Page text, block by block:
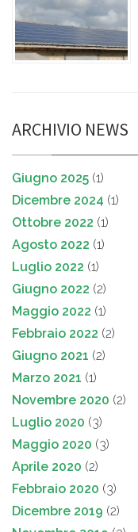
ARCHIVIO NEWS
Giugno 2025 (1)
Dicembre 2024 (1)
Ottobre 2022 (1)
Agosto 2022 (1)
Luglio 2022 (1)
Giugno 2022 (2)
Maggio 2022 (1)
Febbraio 2022 (2)
Giugno 2021 (2)
Marzo 2021 (1)
Novembre 2020 (2)
Luglio 2020 (3)
Maggio 2020 (3)
Aprile 2020 (2)
Febbraio 2020 (3)
Dicembre 2019 (2)